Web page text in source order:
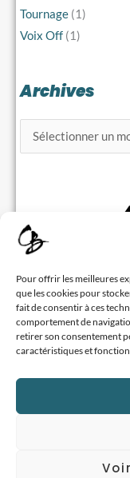
Pour offrir les meilleures
que les cookies pour
fait de consentir à ces
comportement de
retirer son consentement
caractéristiques et
Tournage (1)
Voix Off (1)
Archives